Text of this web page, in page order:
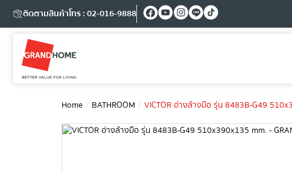
ติดตามสินค้าโทร : 02-016-9888
Home BATHROOM VICTOR อ่างล้างมือ รุ่น 8483B-G49